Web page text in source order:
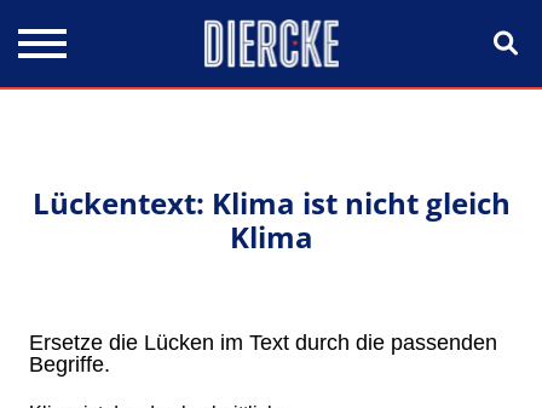
Lückentext: Klima ist nicht gleich
Klima